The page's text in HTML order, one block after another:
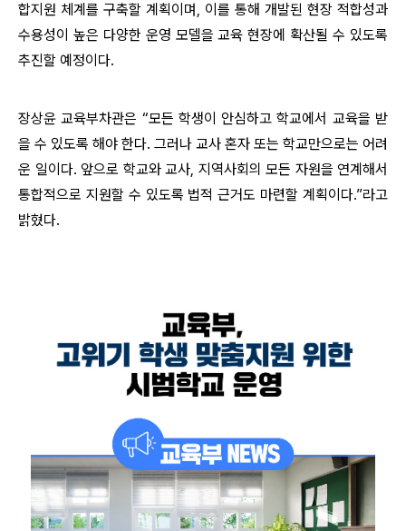
합지원 체계를 구축할 계획이며, 이를 통해 개발된 현장 적합성과
수용성이 높은 다양한 운영 모델을 교육 현장에 확산될 수 있도록
추진할 예정이다.
장상윤 교육부차관은 “모든 학생이 안심하고 학교에서 교육을 받
을 수 있도록 해야 한다. 그러나 교사 혼자 또는 학교만으로는 어려
운 일이다. 앞으로 학교와 교사, 지역사회의 모든 자원을 연계해서
통합적으로 지원할 수 있도록 법적 근거도 마련할 계획이다.”라고
밝혔다.